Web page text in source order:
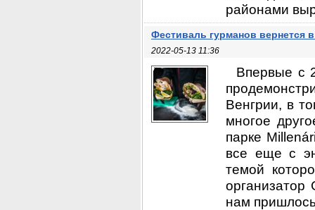
районами
Фестиваль гурманов вернется
2022-05-13 11:36
Впервые с
Венгрии, в
многое
парке
все еще с
темой
нам